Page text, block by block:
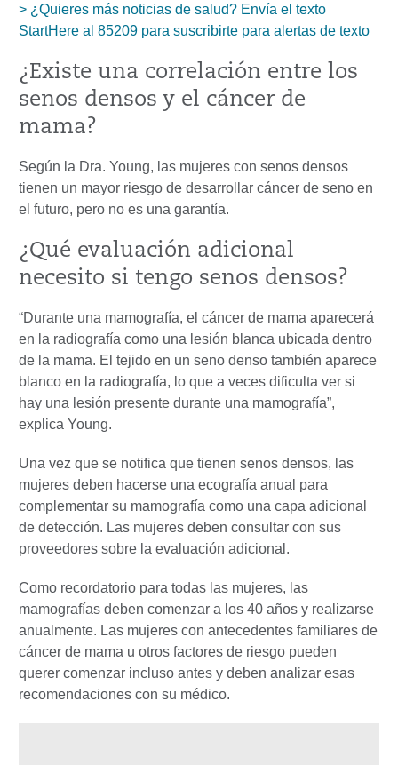
> ¿Quieres más noticias de salud? Envía el texto
StartHere al 85209 para suscribirte para alertas de texto
¿Existe una correlación entre los
senos densos y el cáncer de
mama?
Según la Dra. Young, las mujeres con senos densos
tienen un mayor riesgo de desarrollar cáncer de seno en
el futuro, pero no es una garantía.
¿Qué evaluación adicional
necesito si tengo senos densos?
“Durante una mamografía, el cáncer de mama aparecerá
en la radiografía como una lesión blanca ubicada dentro
de la mama. El tejido en un seno denso también aparece
blanco en la radiografía, lo que a veces dificulta ver si
hay una lesión presente durante una mamografía”,
explica Young.
Una vez que se notifica que tienen senos densos, las
mujeres deben hacerse una ecografía anual para
complementar su mamografía como una capa adicional
de detección. Las mujeres deben consultar con sus
proveedores sobre la evaluación adicional.
Como recordatorio para todas las mujeres, las
mamografías deben comenzar a los 40 años y realizarse
anualmente. Las mujeres con antecedentes familiares de
cáncer de mama u otros factores de riesgo pueden
querer comenzar incluso antes y deben analizar esas
recomendaciones con su médico.